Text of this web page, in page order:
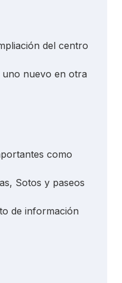
del centro
nuevo en otra
como
Sotos y paseos
de información